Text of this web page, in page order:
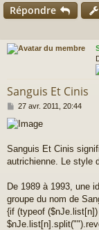
de
Répondre
Sanguis Et Cinis
M
s
a
g
27 avr. 2011, 20:44
Sanguis Et Cinis
autrichienne. Le style
De 1989 à 1993, une
groupe du nom de
{if (typeof